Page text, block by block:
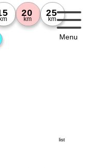
Menu
list